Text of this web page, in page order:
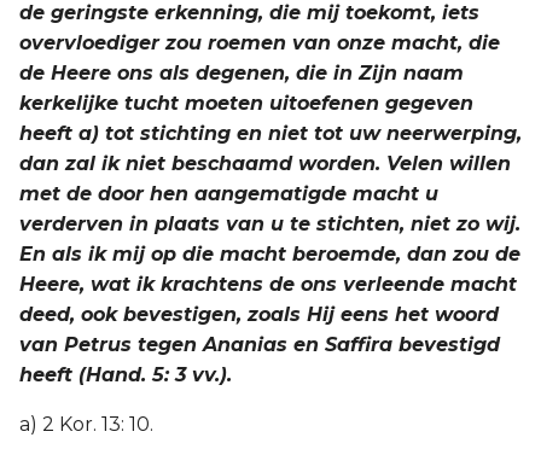
de geringste erkenning, die mij toekomt, iets
overvloediger zou roemen van onze macht, die
de Heere ons als degenen, die in Zijn naam
kerkelijke tucht moeten uitoefenen gegeven
heeft a) tot stichting en niet tot uw neerwerping,
dan zal ik niet beschaamd worden. Velen willen
met de door hen aangematigde macht u
verderven in plaats van u te stichten, niet zo wij.
En als ik mij op die macht beroemde, dan zou de
Heere, wat ik krachtens de ons verleende macht
deed, ook bevestigen, zoals Hij eens het woord
van Petrus tegen Ananias en Saffira bevestigd
heeft (Hand. 5: 3 vv.).
a) 2 Kor. 13: 10.